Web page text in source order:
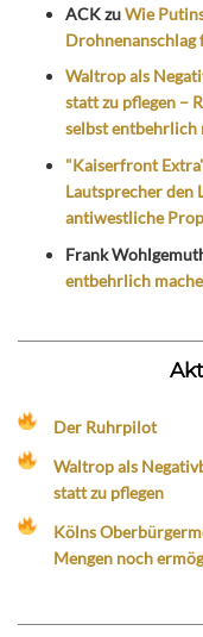
ACKzuWie
Drohnenanschlag
Waltrop als
statt zu pflegen –
selbst entbehrlich
"Kaiserfront
Lautsprecher den
antiwestliche
Frank
entbehrlich
Der Ruhrpilot
Waltrop als
statt zu pflegen
Kölns
Mengen noch